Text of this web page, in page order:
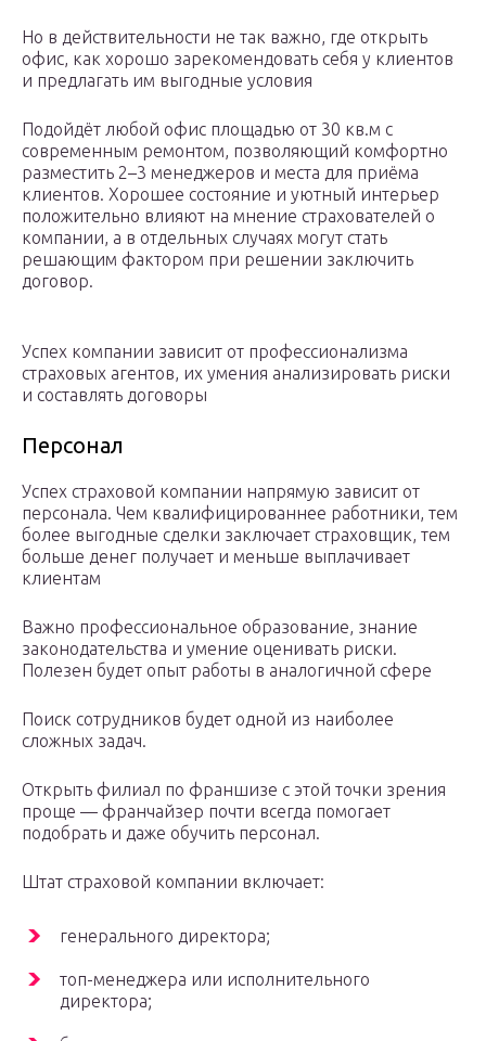
Но в действительности не так важно, где открыть
офис, как хорошо зарекомендовать себя у клиентов
и предлагать им выгодные условия
Подойдёт любой офис площадью от 30 кв.м с
современным ремонтом, позволяющий комфортно
разместить 2–3 менеджеров и места для приёма
клиентов. Хорошее состояние и уютный интерьер
положительно влияют на мнение страхователей о
компании, а в отдельных случаях могут стать
решающим фактором при решении заключить
договор.
Успех компании зависит от профессионализма
страховых агентов, их умения анализировать риски
и составлять договоры
Персонал
Успех страховой компании напрямую зависит от
персонала. Чем квалифицированнее работники, тем
более выгодные сделки заключает страховщик, тем
больше денег получает и меньше выплачивает
клиентам
Важно профессиональное образование, знание
законодательства и умение оценивать риски.
Полезен будет опыт работы в аналогичной сфере
Поиск сотрудников будет одной из наиболее
сложных задач.
Открыть филиал по франшизе с этой точки зрения
проще — франчайзер почти всегда помогает
подобрать и даже обучить персонал.
Штат страховой компании включает:
генерального директора;
топ-менеджера или исполнительного
директора;